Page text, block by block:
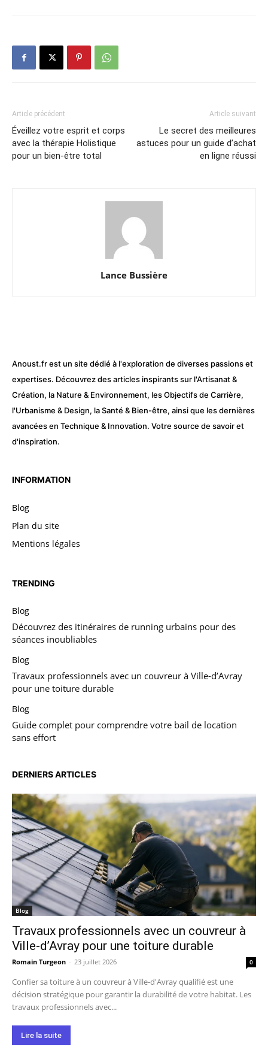
Article précédent
Éveillez votre esprit et corps
avec la thérapie Holistique
pour un bien-être total
Article suivant
Le secret des meilleures
astuces pour un guide d’achat
en ligne réussi
Lance Bussière
Anoust.fr est un site dédié à l'exploration de diverses passions et
expertises. Découvrez des articles inspirants sur l'Artisanat &
Création, la Nature & Environnement, les Objectifs de Carrière,
l'Urbanisme & Design, la Santé & Bien-être, ainsi que les dernières
avancées en Technique & Innovation. Votre source de savoir et
d'inspiration.
INFORMATION
Blog
Plan du site
Mentions légales
TRENDING
Blog
Découvrez des itinéraires de running urbains pour des
séances inoubliables
Blog
Travaux professionnels avec un couvreur à Ville-d’Avray
pour une toiture durable
Blog
Guide complet pour comprendre votre bail de location
sans effort
DERNIERS ARTICLES
Blog
Travaux professionnels avec un couvreur à
Ville-d’Avray pour une toiture durable
Romain Turgeon - 23 juillet 2026 0
Confier sa toiture à un couvreur à Ville-d'Avray qualifié est une
décision stratégique pour garantir la durabilité de votre habitat. Les
travaux professionnels avec...
Lire la suite